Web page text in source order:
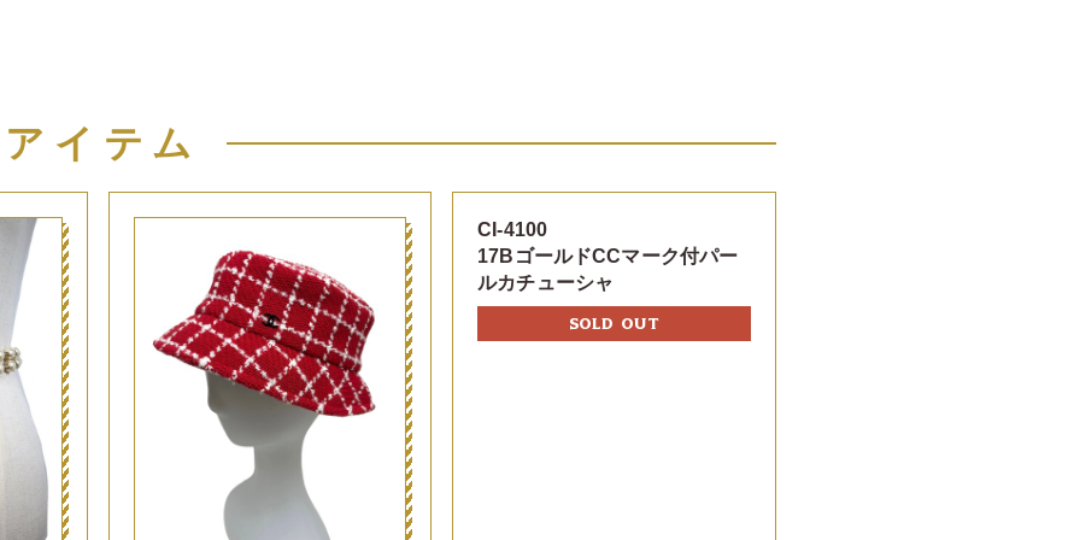
イテム
CI-4100
17BゴールドCCマーク付パー
ルカチューシャ
SOLD OUT